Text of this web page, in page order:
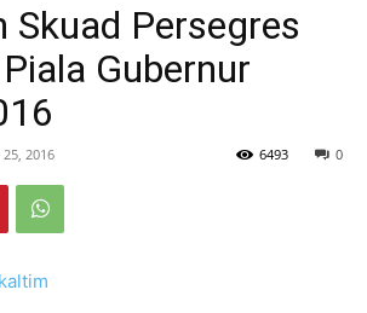
Skuad Persegres
Gubernur
2016 0
6493